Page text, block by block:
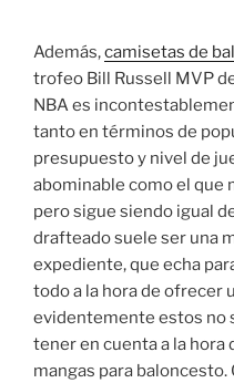
Además,camisetas de
trofeo Bill Russell MVP
NBA es
tanto en términos de
presupuesto y nivel de
abominable como el que
pero sigue siendo igual
drafteado suele ser una
expediente, que echa
todo a la hora de ofrecer
evidentemente estos no
tener en cuenta a la hora
mangas para baloncesto.